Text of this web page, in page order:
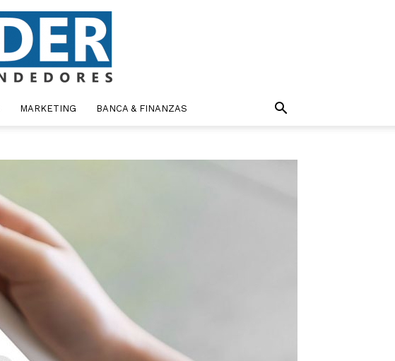
MARKETING BANCA & FINANZAS